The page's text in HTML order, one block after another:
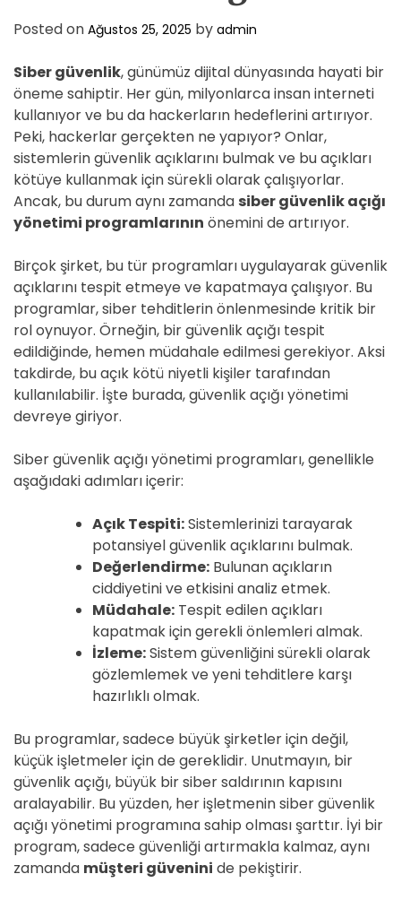
Posted on Ağustos 25, 2025 by admin
Siber güvenlik, günümüz dijital dünyasında hayati bir
öneme sahiptir. Her gün, milyonlarca insan interneti
kullanıyor ve bu da hackerların hedeflerini artırıyor.
Peki, hackerlar gerçekten ne yapıyor? Onlar,
sistemlerin güvenlik açıklarını bulmak ve bu açıkları
kötüye kullanmak için sürekli olarak çalışıyorlar.
Ancak, bu durum aynı zamanda siber güvenlik açığı
yönetimi programlarının önemini de artırıyor.
Birçok şirket, bu tür programları uygulayarak güvenlik
açıklarını tespit etmeye ve kapatmaya çalışıyor. Bu
programlar, siber tehditlerin önlenmesinde kritik bir
rol oynuyor. Örneğin, bir güvenlik açığı tespit
edildiğinde, hemen müdahale edilmesi gerekiyor. Aksi
takdirde, bu açık kötü niyetli kişiler tarafından
kullanılabilir. İşte burada, güvenlik açığı yönetimi
devreye giriyor.
Siber güvenlik açığı yönetimi programları, genellikle
aşağıdaki adımları içerir:
Açık Tespiti:Sistemlerinizi tarayarak
potansiyel güvenlik açıklarını bulmak.
Değerlendirme: Bulunan açıkların
ciddiyetini ve etkisini analiz etmek.
Müdahale: Tespit edilen açıkları
kapatmak için gerekli önlemleri almak.
İzleme:Sistem güvenliğini sürekli olarak
gözlemlemek ve yeni tehditlere karşı
hazırlıklı olmak.
Bu programlar, sadece büyük şirketler için değil,
küçük işletmeler için de gereklidir. Unutmayın, bir
güvenlik açığı, büyük bir siber saldırının kapısını
aralayabilir. Bu yüzden, her işletmenin siber güvenlik
açığı yönetimi programına sahip olması şarttır. İyi bir
program, sadece güvenliği artırmakla kalmaz, aynı
zamanda müşteri güvenini de pekiştirir.